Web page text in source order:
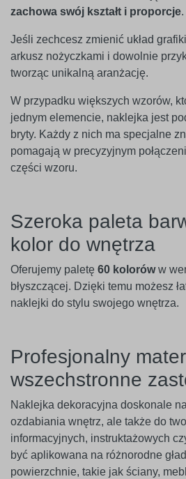
zachowa swój kształt i proporcje.
Jeśli zechcesz zmienić układ
arkusz nożyczkami i dowolnie
tworząc unikalną aranżację.
W przypadku większych wzorów,
jednym elemencie, naklejka jest
bryty. Każdy z nich ma specjalne
pomagają w precyzyjnym
części wzoru.
Szeroka paleta
kolor do wnętrza
Oferujemy paletę 60 koloróww
błyszczącej. Dzięki temu możesz
naklejki do stylu swojego wnętrza.
Profesjonalny
wszechstronne
Naklejka dekoracyjna doskonale
ozdabiania wnętrz, ale także do
informacyjnych, instruktażowych
być aplikowana na różnorodne
powierzchnie, takie jak ściany,